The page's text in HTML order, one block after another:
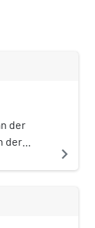
der
der
navigate_next